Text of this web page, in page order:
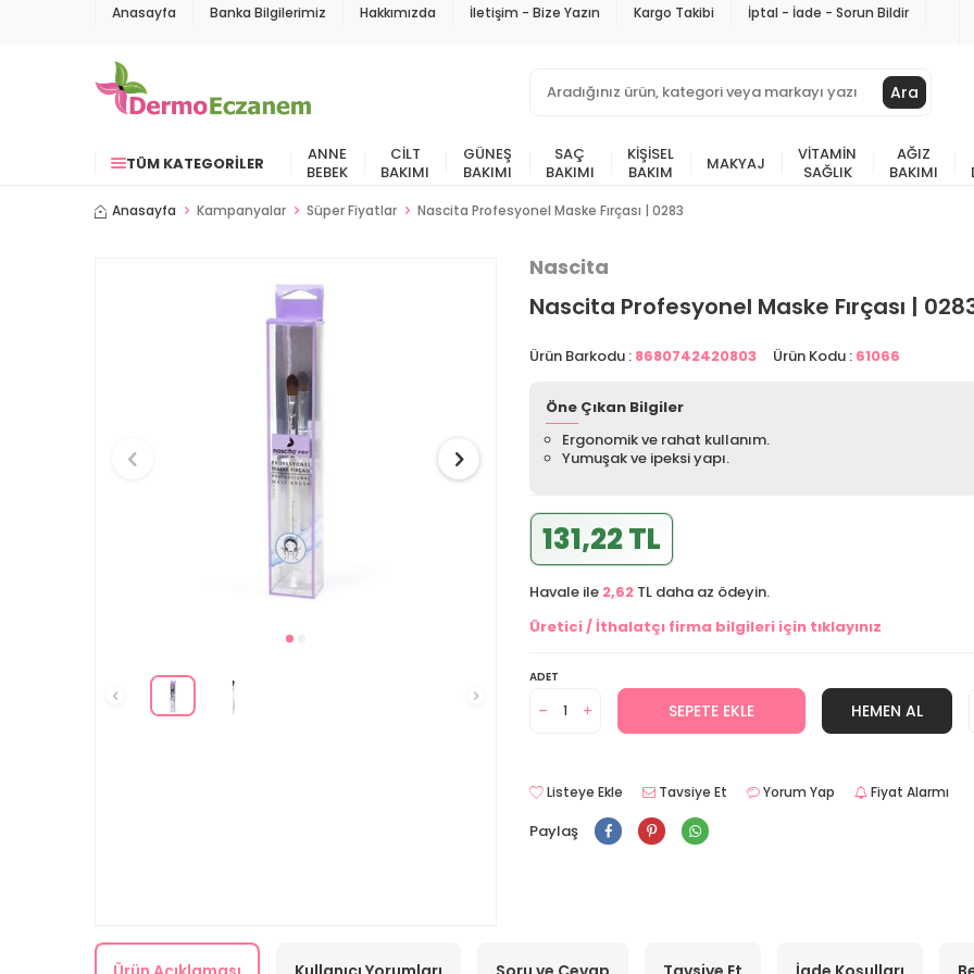
Anasayfa Banka Bilgilerimiz Hakkımızda İletişim - Bize Yazın Kargo Takibi İptal - İade - Sorun Bildir
Ara
TÜM KATEGORILER
ANNE
BEBEK
CILT
BAKIMI
GÜNEŞ
BAKIMI
SAÇ
BAKIMI
KIŞISEL
BAKIM
MAKYAJ
VITAMIN
SAĞLIK
AĞIZ
BAKIMI
Anasayfa Kampanyalar Süper Fiyatlar Nascita Profesyonel Maske Fırçası | 0283
Nascita
Nascita Profesyonel Maske Fırçası |
Ürün Barkodu : 8680742420803 Ürün Kodu : 61066
Öne Çıkan Bilgiler
Ergonomik ve rahat kullanım.
Yumuşak ve ipeksi yapı.
131,22 TL
Havale ile 2,62 TL daha az ödeyin.
Üretici / İthalatçı firma bilgileri için tıklayınız
ADET
SEPETE EKLE HEMEN AL
Listeye Ekle Tavsiye Et Yorum Yap Fiyat Alarmı
Paylaş